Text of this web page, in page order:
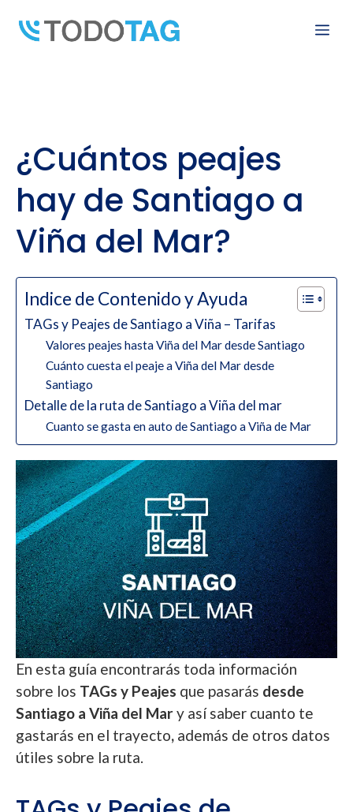
¿Cuántos peajes
hay de Santiago a
Viña del Mar?
Indice de Contenido y Ayuda
TAGs y Peajes de Santiago a Viña – Tarifas
Valores peajes hasta Viña del Mar desde Santiago
Cuánto cuesta el peaje a Viña del Mar desde
Santiago
Detalle de la ruta de Santiago a Viña del mar
Cuanto se gasta en auto de Santiago a Viña de Mar
En esta guía encontrarás toda información
sobre los TAGs y Peajes que pasarás desde
Santiago a Viña del Mary así saber cuanto te
gastarás en el trayecto, además de otros datos
útiles sobre la ruta.